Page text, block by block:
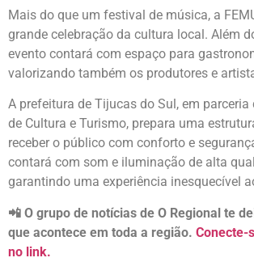
Mais do que um festival de música, a
grande celebração da cultura local. Além
evento contará com espaço para
valorizando também os produtores e
A prefeitura de Tijucas do Sul, em parceria
de Cultura e Turismo, prepara uma
receber o público com conforto e
contará com som e iluminação de alta
garantindo uma experiência inesquecível
📲 O grupo de notícias de O Regional te
que acontece em toda a região. Conecte-
no link.